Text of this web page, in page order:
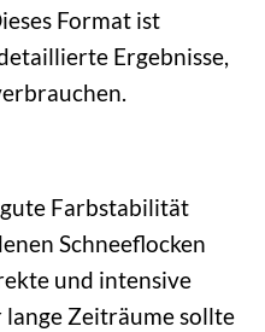
Format ist
Ergebnisse,
gute Farbstabilität
Schneeflocken
und intensive
Zeiträume sollte